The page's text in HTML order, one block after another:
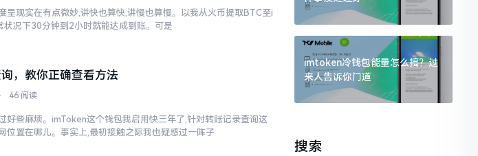
呈现实在有点微妙,讲快也算快,讲慢也算慢。以我从火币提取BTC至i
状况下30分钟到2小时就能达成到账。可是
，教你正确查看方法
⋅ 46 阅读
好些麻烦。imToken这个钱包我启用快三年了,针对转账记录查询这
位置在哪儿。事实上,最初接触之际我也疑惑过一阵子
imtoken冷钱包能量怎么搞？过
来人告诉你门道
搜索